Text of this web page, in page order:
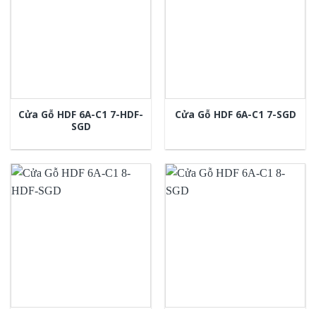
Cửa Gỗ HDF 6A-C1 7-HDF-
SGD
Cửa Gỗ HDF 6A-C1 7-SGD